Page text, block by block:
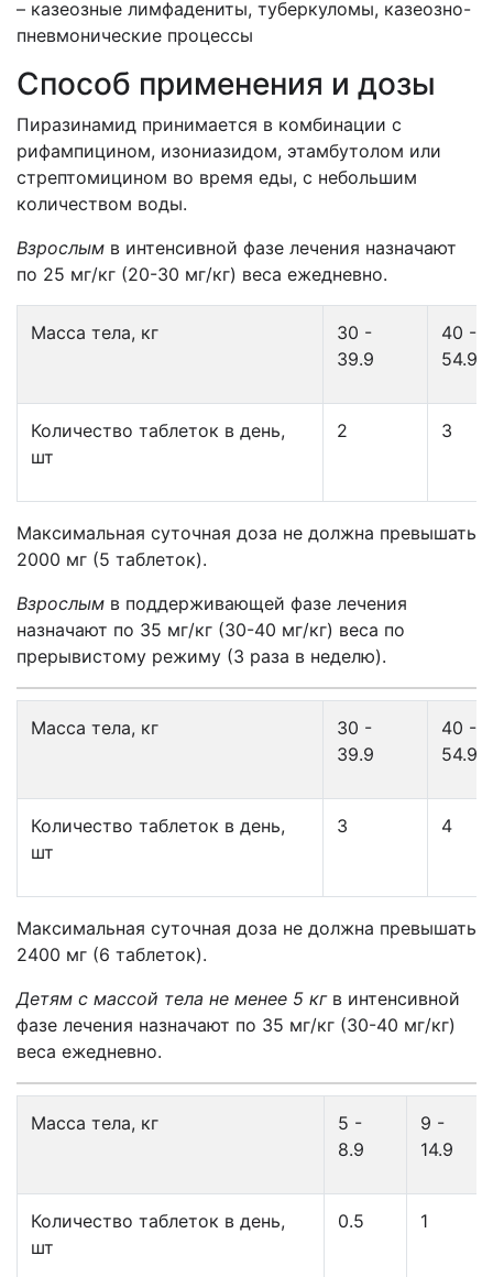
– казеозные лимфадениты, туберкуломы, казеозно-
пневмонические процессы
Способ применения и дозы
Пиразинамид принимается в комбинации с
рифампицином, изониазидом, этамбутолом или
стрептомицином во время еды, с небольшим
количеством воды.
Взрослым в интенсивной фазе лечения назначают
по 25 мг/кг (20-30 мг/кг) веса ежедневно.
Масса тела, кг
30 -
39.9
40 -
54.9
Количество таблеток в день,
шт
2 3
Максимальная суточная доза не должна превышать
2000 мг (5 таблеток).
Взрослым в поддерживающей фазе лечения
назначают по 35 мг/кг (30-40 мг/кг) веса по
прерывистому режиму (3 раза в неделю).
Масса тела, кг
30 -
39.9
40 -
54.9
Количество таблеток в день,
шт
3 4
Максимальная суточная доза не должна превышать
2400 мг (6 таблеток).
Детям с массой тела не менее 5 кгв интенсивной
фазе лечения назначают по 35 мг/кг (30-40 мг/кг)
веса ежедневно.
Масса тела, кг
5 -
8.9
9 -
14.9
Количество таблеток в день,
шт
0.5 1